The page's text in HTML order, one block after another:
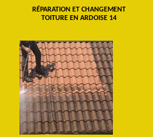
RÉPARATION ET CHANGEMENT
TOITURE EN ARDOISE 14